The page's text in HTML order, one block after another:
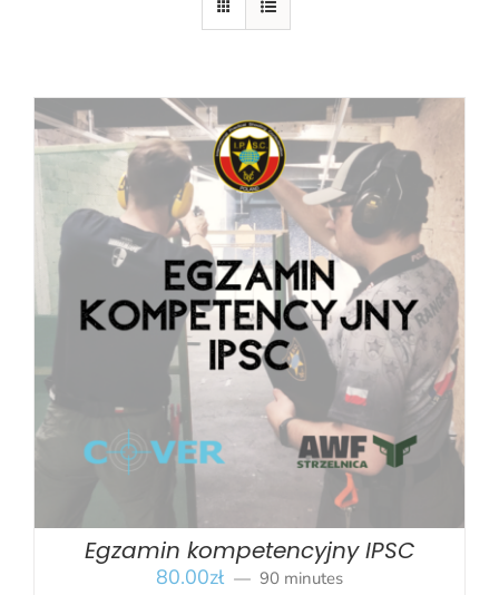
BOOK SZCZEGÓŁY
Egzamin kompetencyjny IPSC
80.00zł 90 minutes